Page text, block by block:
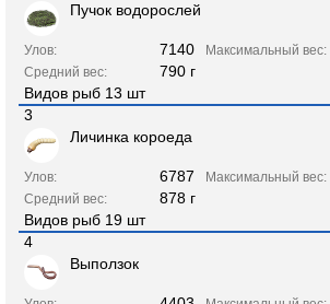
Пучок водорослей
Улов: 7140 Максимальный вес:
Средний вес:
790 г
Видов рыб 13 шт
3
Личинка короеда
Улов: 6787 Максимальный вес:
Средний вес:
878 г
Видов рыб 19 шт
4
Выползок